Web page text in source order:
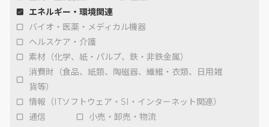
エネルギー・環境関連
バイオ・医薬・メディカル機器
ヘルスケア・介護
素材（化学、紙・パルプ、鉄・非鉄金属）
消費財（食品、紙類、陶磁器、繊維・衣類、日用雑
貨等）
情報（ITソフトウェア・SI・インターネット関連）
通信
小売・卸売・物流